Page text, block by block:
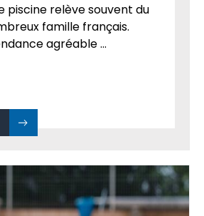
piscine relève souvent du
famille français.
agréable ...